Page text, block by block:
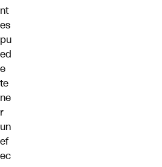
nt
es
pu
ed
e
te
ne
r
un
ef
ec